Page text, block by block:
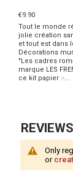
€9.90
Tout le monde
jolie création
et tout est dans
Décorations
"Les cadres
marque LES
ce kit papier :-...
REVIEWS
Only
or